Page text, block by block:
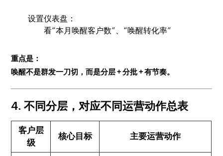
设置仪表盘：
看“本月唤醒客户数”、“唤醒转化率”
重点是：
唤醒不是群发一刀切，而是分层 + 分批 + 有节奏。
4. 不同分层，对应不同运营动作总表
客户层
级
核心目标 主要运营动作